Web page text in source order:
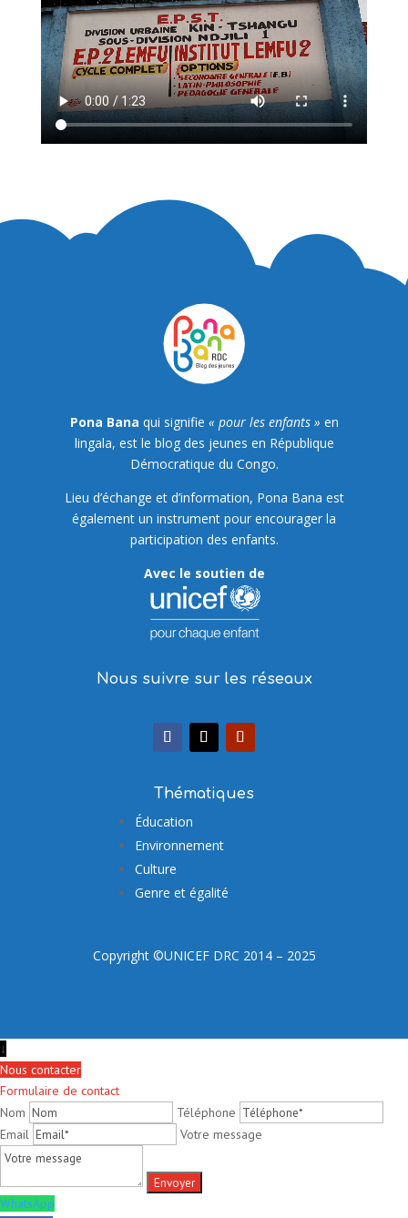
Pona Bana qui signifie « pour les enfants » en
lingala, est le blog des jeunes en République
Démocratique du Congo.
Lieu d’échange et d’information, Pona Bana est
également un instrument pour encourager la
participation des enfants.
Avec le soutien de
Nous suivre sur les réseaux
Thématiques
Éducation
Environnement
Culture
Genre et égalité
Copyright ©UNICEF DRC 2014 – 2025
↓
Nous contacter
Formulaire de contact
Nom
Téléphone
Email
Votre message
WhatsApp